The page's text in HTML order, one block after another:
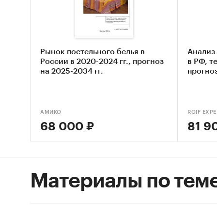
Рынок постельного белья в
России в 2020-2024 гг., прогноз
на 2025-2034 гг.
АМИКО
68 000 ₽
Анализ
в РФ,
ROIF
81
Материалы по